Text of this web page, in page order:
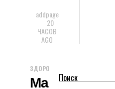
addpage
20
ЧАСОВ
AGO
ЗДОРОВЬЕ И КРАСОТА
Поиск